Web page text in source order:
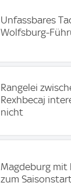
Unfassbares
Wolfsburg-
Rangelei
Rexhbecaj
nicht
Magdeburg mit
zum